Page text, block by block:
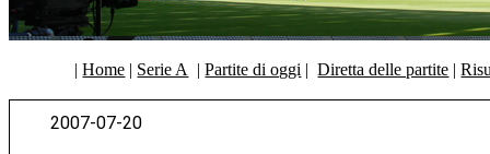
|Home | Serie A |Partite di oggi |Diretta delle partite |
2007-07-20